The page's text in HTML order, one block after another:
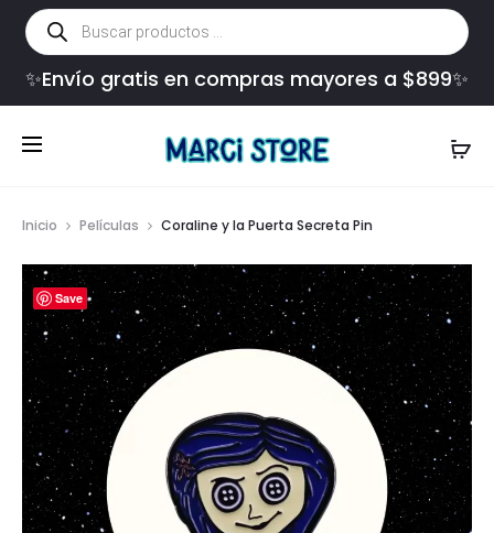
Búsqueda
de
productos
✨Envío gratis en compras mayores a $899✨
Inicio Películas Coraline y la Puerta Secreta Pin
Save